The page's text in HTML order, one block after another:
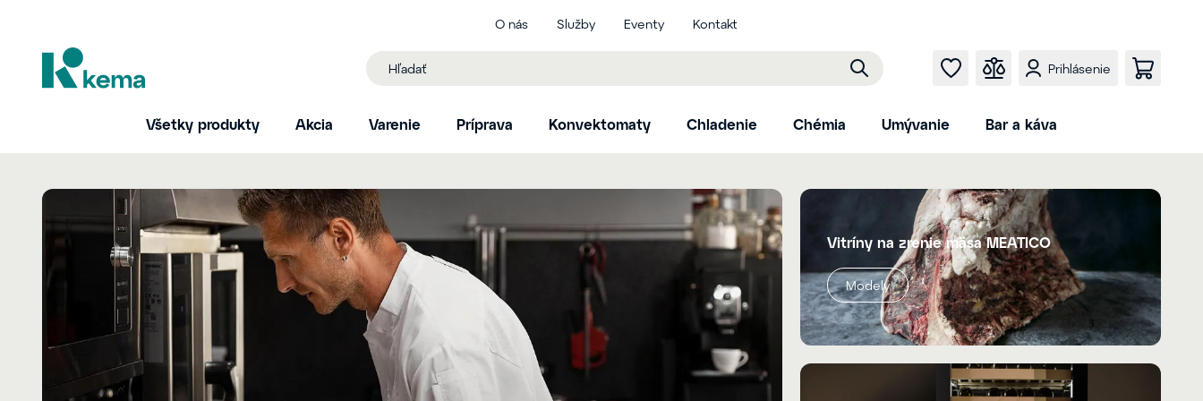
O nás Služby Eventy Kontakt
Prihlásenie
Všetky produkty Akcia Varenie Príprava Konvektomaty Chladenie Chémia Umývanie Bar a káva
Vitríny na zrenie mäsa MEATICO
Modely